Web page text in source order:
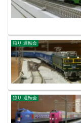
独り 運転会
独り 運転会